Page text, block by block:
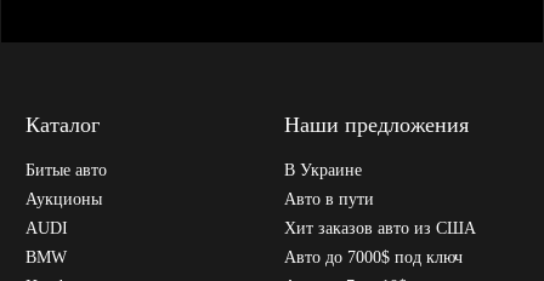
Каталог
Битые авто
Аукционы
AUDI
BMW
Наши предложения
В Украине
Авто в пути
Хит заказов авто из США
Авто до 7000$ под ключ